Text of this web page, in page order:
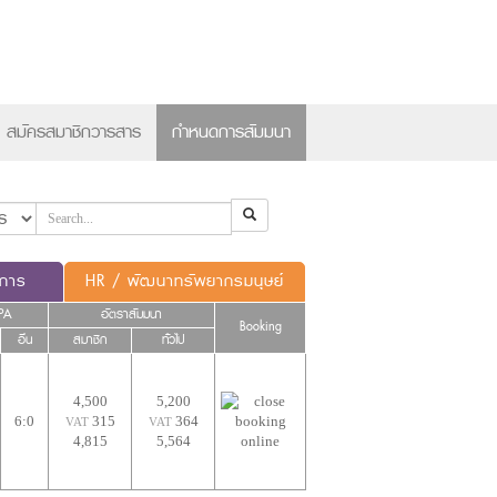
สมัครสมาชิกวารสาร กำหนดการสัมมนา
าร HR / พัฒนาทรัพยากรมนุษย์
อัตราสัมมนา
Booking
อื่น สมาชิก ทั่วไป
6:0
4,500
VAT315
4,815
5,200
VAT364
5,564